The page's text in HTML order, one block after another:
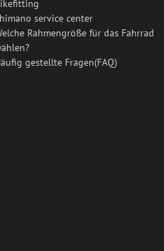
service center
Rahmengröße für das Fahrrad
gestellte Fragen(FAQ)